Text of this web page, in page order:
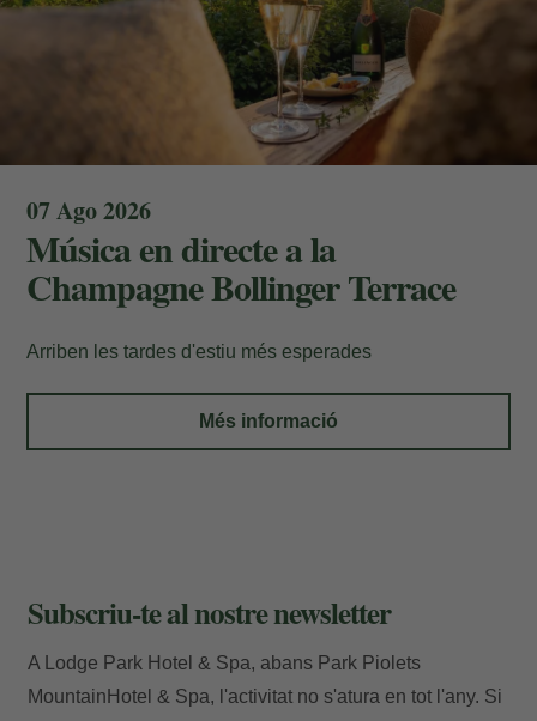
Les meves Reserves
Introdueix el número de localitzador i l'e-
cancel·lar-la o modificar-la.
E-mail
07 Ago 2026
Música en directe a la
Champagne Bollinger Terrace
Arriben les tardes d'estiu més esperades
Més informació
Subscriu-te al nostre newsletter
A Lodge Park Hotel & Spa, abans Park Piolets
MountainHotel & Spa, l'activitat no s'atura en tot l'any. Si